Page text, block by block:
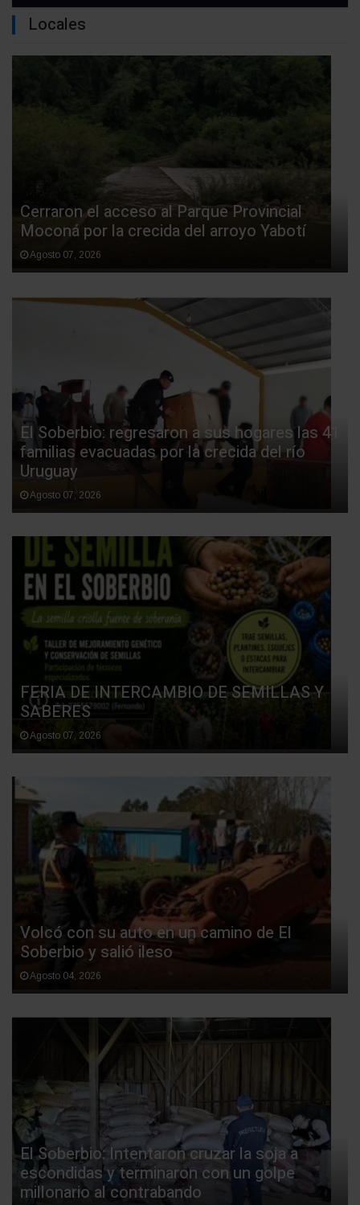
Locales
Cerraron el acceso al Parque Provincial
Moconá por la crecida del arroyo Yabotí
Agosto 07, 2026
El Soberbio: regresaron a sus hogares las 41
familias evacuadas por la crecida del río
Uruguay
Agosto 07, 2026
FERIA DE INTERCAMBIO DE SEMILLAS Y
SABERES
Agosto 07, 2026
Volcó con su auto en un camino de El
Soberbio y salió ileso
Agosto 04, 2026
El Soberbio: Intentaron cruzar la soja a
escondidas y terminaron con un golpe
millonario al contrabando